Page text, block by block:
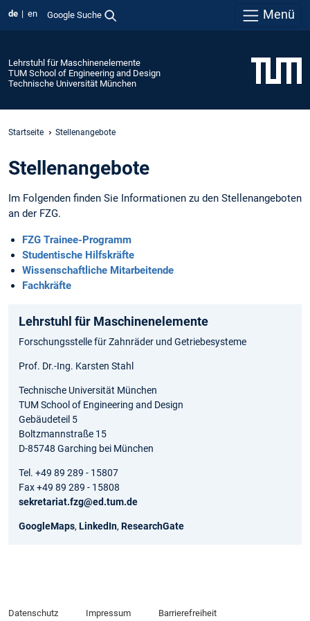
de en Google Suche Menü
Lehrstuhl für Maschinenelemente
TUM School of Engineering and Design
Technische Universität München
Startseite Stellenangebote
Stellenangebote
Im Folgenden finden Sie Informationen zu den Stellenangeboten
an der FZG.
FZG Trainee-Programm
Studentische Hilfskräfte
Wissenschaftliche Mitarbeitende
Fachkräfte
Lehrstuhl für Maschinenelemente
Forschungsstelle für Zahnräder und Getriebesysteme
Prof. Dr.-Ing. Karsten Stahl
Technische Universität München
TUM School of Engineering and Design
Gebäudeteil 5
Boltzmannstraße 15
D-85748 Garching bei München
Tel. +49 89 289 - 15807
Fax +49 89 289 - 15808
sekretariat.fzg@ed.tum.de
GoogleMaps, LinkedIn, ResearchGate
Datenschutz Impressum Barrierefreiheit